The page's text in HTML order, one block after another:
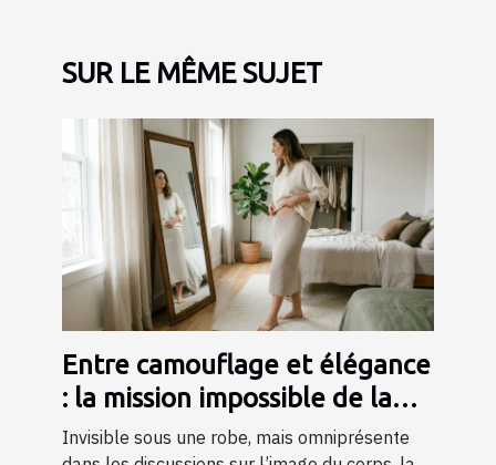
SUR LE MÊME SUJET
Entre camouflage et élégance
: la mission impossible de la
lingerie gainante ?
Invisible sous une robe, mais omniprésente